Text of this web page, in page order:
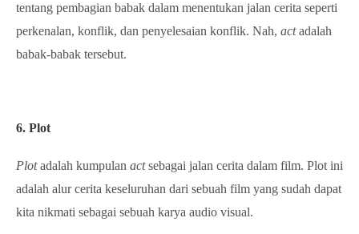
tentang pembagian babak dalam menentukan jalan cerita seperti
perkenalan, konflik, dan penyelesaian konflik. Nah, actadalah
babak-babak tersebut.
6. Plot
Plotadalah kumpulan actsebagai jalan cerita dalam film. Plot ini
adalah alur cerita keseluruhan dari sebuah film yang sudah dapat
kita nikmati sebagai sebuah karya audio visual.